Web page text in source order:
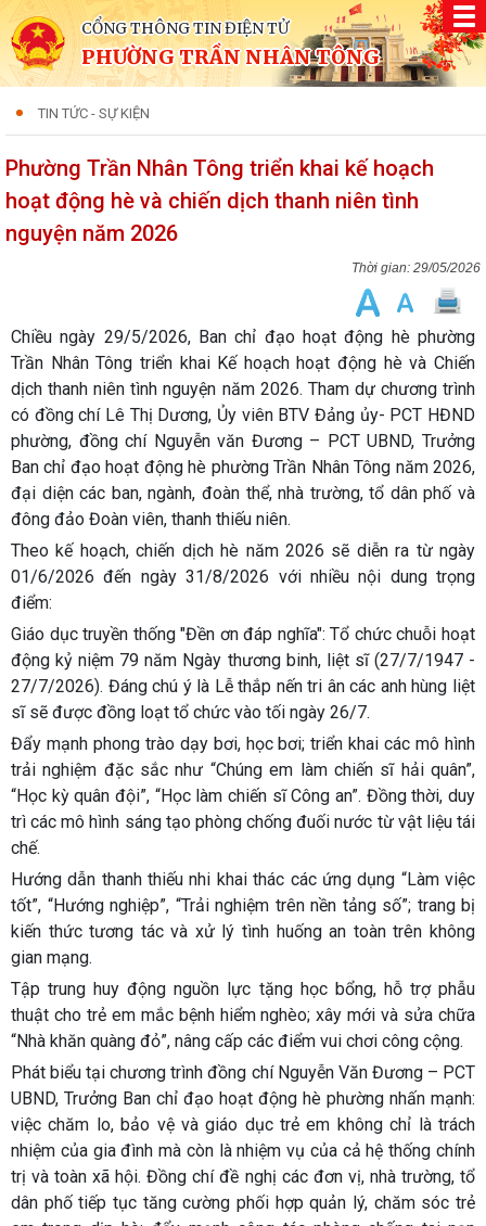
CỔNG THÔNG TIN ĐIỆN TỬ
PHƯỜNG TRẦN NHÂN TÔNG
TIN TỨC - SỰ KIỆN
Phường Trần Nhân Tông triển khai kế hoạch
hoạt động hè và chiến dịch thanh niên tình
nguyện năm 2026
29/05/2026
Chiều ngày 29/5/2026, Ban chỉ đạo hoạt động hè phường
Trần Nhân Tông triển khai Kế hoạch hoạt động hè và Chiến
dịch thanh niên tình nguyện năm 2026. Tham dự chương trình
có đồng chí Lê Thị Dương, Ủy viên BTV Đảng ủy- PCT HĐND
phường, đồng chí Nguyễn văn Đương – PCT UBND, Trưởng
Ban chỉ đạo hoạt động hè phường Trần Nhân Tông năm 2026,
đại diện các ban, ngành, đoàn thể, nhà trường, tổ dân phố và
đông đảo Đoàn viên, thanh thiếu niên.
Theo kế hoạch, chiến dịch hè năm 2026 sẽ diễn ra từ ngày
01/6/2026 đến ngày 31/8/2026 với nhiều nội dung trọng
điểm:
Giáo dục truyền thống "Đền ơn đáp nghĩa": Tổ chức chuỗi hoạt
động kỷ niệm 79 năm Ngày thương binh, liệt sĩ (27/7/1947 -
27/7/2026). Đáng chú ý là Lễ thắp nến tri ân các anh hùng liệt
sĩ sẽ được đồng loạt tổ chức vào tối ngày 26/7.
Đẩy mạnh phong trào dạy bơi, học bơi; triển khai các mô hình
trải nghiệm đặc sắc như “Chúng em làm chiến sĩ hải quân”,
“Học kỳ quân đội”, “Học làm chiến sĩ Công an”. Đồng thời, duy
trì các mô hình sáng tạo phòng chống đuối nước từ vật liệu tái
chế.
Hướng dẫn thanh thiếu nhi khai thác các ứng dụng “Làm việc
tốt”, “Hướng nghiệp”, “Trải nghiệm trên nền tảng số”; trang bị
kiến thức tương tác và xử lý tình huống an toàn trên không
gian mạng.
Tập trung huy động nguồn lực tặng học bổng, hỗ trợ phẫu
thuật cho trẻ em mắc bệnh hiểm nghèo; xây mới và sửa chữa
“Nhà khăn quàng đỏ”, nâng cấp các điểm vui chơi công cộng.
Phát biểu tại chương trình đồng chí Nguyễn Văn Đương – PCT
UBND, Trưởng Ban chỉ đạo hoạt động hè phường nhấn mạnh:
việc chăm lo, bảo vệ và giáo dục trẻ em không chỉ là trách
nhiệm của gia đình mà còn là nhiệm vụ của cả hệ thống chính
trị và toàn xã hội. Đồng chí đề nghị các đơn vị, nhà trường, tổ
dân phố tiếp tục tăng cường phối hợp quản lý, chăm sóc trẻ